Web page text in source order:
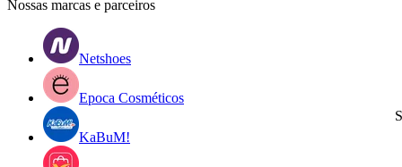
Nossas marcas e parceiros
Netshoes
Epoca Cosméticos
KaBuM!